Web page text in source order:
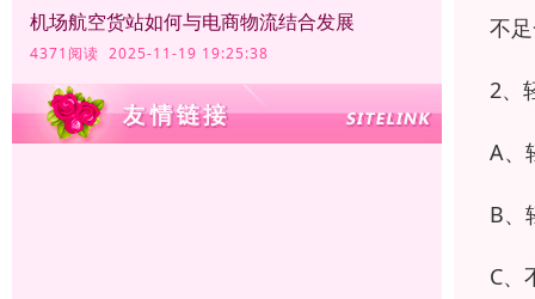
机场航空货站如何与电商物流结合发展
4371阅读 2025-11-19 19:25:38
不
2、
A、
B、
C、